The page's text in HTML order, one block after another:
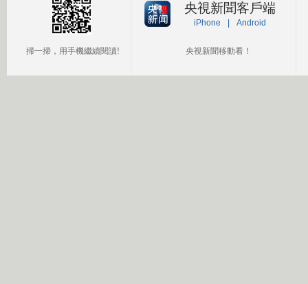
掃一掃，用手機繼續閱讀!
央視新聞客戶端
iPhone Android
央視新聞移動看！